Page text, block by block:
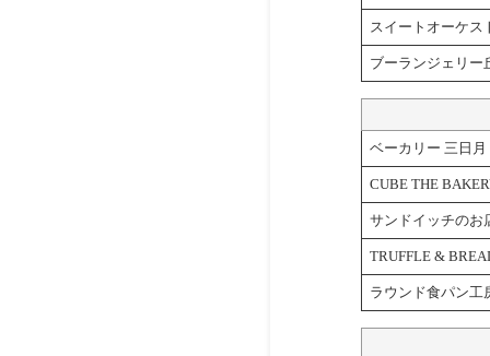
スイートオーケス
ブーランジェリ
ベーカリー 三日
CUBE THE
サンドイッチのお
TRUFFLE &
ラウンド食パン工